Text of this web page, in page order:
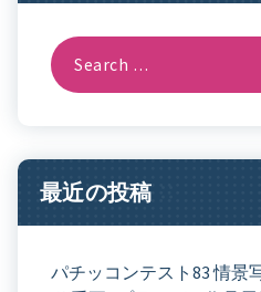
Search
For:
最近の投稿
パチッコンテスト83 情景